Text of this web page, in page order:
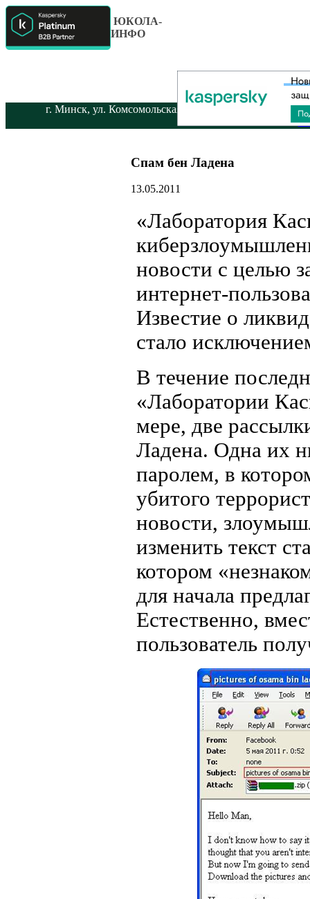
ЮКОЛА-
ИНФО
г. Минск, ул. Комсомольская 12-а. МГТС: (+375 17)
Спам бен Ладена
13.05.2011
«Лаборатория
новости с целью
интернет-
Известие о
стало
В течение
«Лаборатории
мере, две
Ладена. Одна их
паролем, в
убитого
новости,
изменить текст
котором
для начала
Естественно,
пользователь